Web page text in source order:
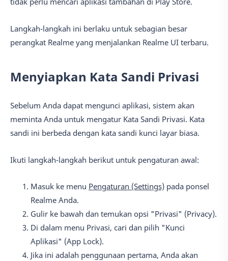
Langkah-langkah ini berlaku untuk sebagian besar
perangkat Realme yang menjalankan Realme UI terbaru.
Menyiapkan Kata Sandi Privasi
Sebelum Anda dapat mengunci aplikasi, sistem akan
meminta Anda untuk mengatur Kata Sandi Privasi. Kata
sandi ini berbeda dengan kata sandi kunci layar biasa.
Ikuti langkah-langkah berikut untuk pengaturan awal:
Masuk ke menu Pengaturan (Settings) pada ponsel
Realme Anda.
Gulir ke bawah dan temukan opsi "Privasi" (Privacy).
Di dalam menu Privasi, cari dan pilih "Kunci
Aplikasi" (App Lock).
Jika ini adalah penggunaan pertama, Anda akan